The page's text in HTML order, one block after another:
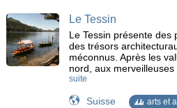
Le Tessin
Le Tessin présente des
des trésors
méconnus. Après les
nord, aux
suite
Suisse arts et